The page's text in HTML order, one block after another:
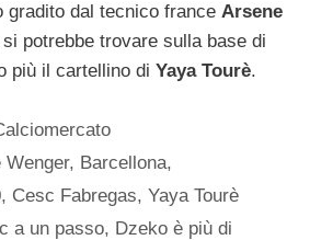
gradito dal tecnico france Arsene
si potrebbe trovare sulla base di
più il cartellino di Yaya Tourè.
Wenger, Barcellona,
, Cesc Fabregas, Yaya Tourè
a un passo, Dzeko è più di